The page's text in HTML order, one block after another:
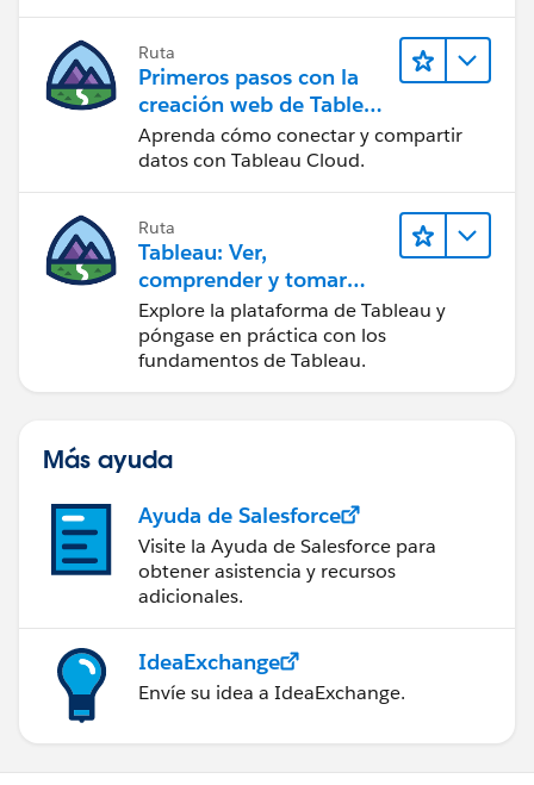
Ruta
Primeros pasos con la
creación web de Tableau
Cloud
Aprenda cómo conectar y compartir
datos con Tableau Cloud.
Ruta
Tableau: Ver,
comprender y tomar
medidas a partir de los
datos
Explore la plataforma de Tableau y
póngase en práctica con los
fundamentos de Tableau.
Más ayuda
Ayuda de Salesforce
Visite la Ayuda de Salesforce para
obtener asistencia y recursos
adicionales.
IdeaExchange
Envíe su idea a IdeaExchange.